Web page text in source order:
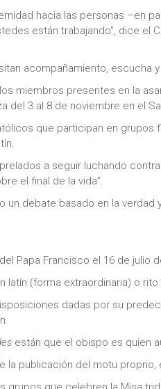
hacia las personas
están trabajando”, dice el
acompañamiento, escucha y
miembros presentes en la
del 3 al 8 de noviembre en el
que participan en
a seguir luchando
el final de la vida”.
un debate basado en la
del Papa Francisco el 16 de julio
(forma extraordinaria) o
dadas por su
están que el obispo es quien
publicación del motu